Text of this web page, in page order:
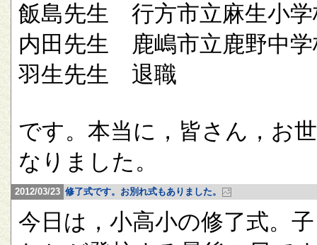
飯島先生 行方市立麻生小学
内田先生 鹿嶋市立鹿野中学
羽生先生 退職
です。本当に，皆さん，お
なりました。
2012/03/23 修了式です。お別れ式もありました。
今日は，小高小の修了式。